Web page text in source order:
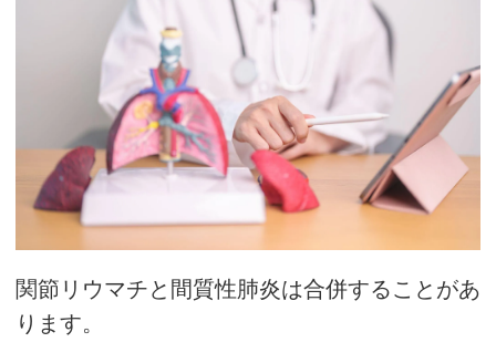
関節リウマチと間質性肺炎は合併することがあ
ります。